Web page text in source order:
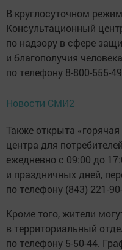
В круглосуточном
Консультационный
по надзору в сфере
и благополучия
по телефону 8-800-555-
Новости СМИ2
Также открыта
центра для
ежедневно с 09:00 до
и праздничных дней,
по телефону (843) 221-
Кроме того, жители
в территориальный
по телефону 5-50-44.